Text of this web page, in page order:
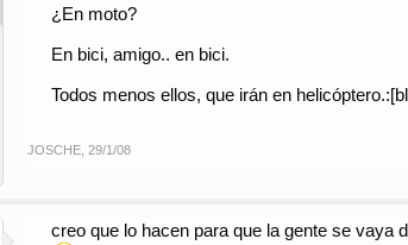
¿En moto?
En bici, amigo.. en bici.
Todos menos ellos, que irán en
JOSCHE 29/1/08
creo que lo hacen para que la gente se